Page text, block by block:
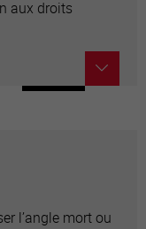
aux droits
l’angle mort ou